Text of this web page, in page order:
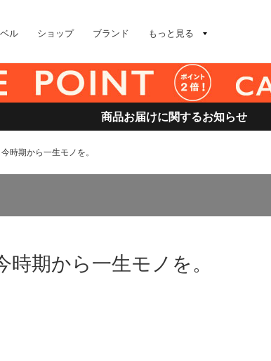
ル ショップ ブランド もっと見る
商品お届けに関するお知らせ
時期から一生モノを。
時期から一生モノを。